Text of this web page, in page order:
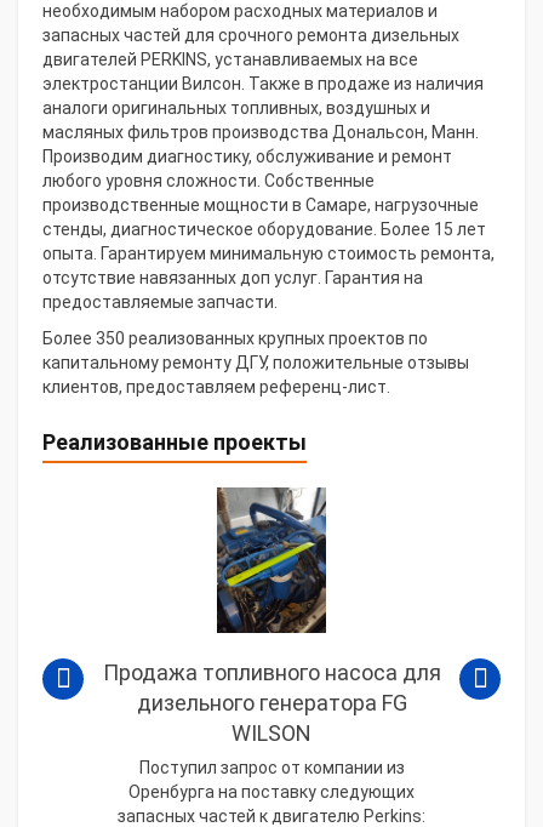
необходимым набором расходных материалов и
запасных частей для срочного ремонта дизельных
двигателей PERKINS, устанавливаемых на все
электростанции Вилсон. Также в продаже из наличия
аналоги оригинальных топливных, воздушных и
масляных фильтров производства Дональсон, Манн.
Производим диагностику, обслуживание и ремонт
любого уровня сложности. Собственные
производственные мощности в Самаре, нагрузочные
стенды, диагностическое оборудование. Более 15 лет
опыта. Гарантируем минимальную стоимость ремонта,
отсутствие навязанных доп услуг. Гарантия на
предоставляемые запчасти.
Более 350 реализованных крупных проектов по
капитальному ремонту ДГУ, положительные отзывы
клиентов, предоставляем референц-лист.
Реализованные проекты
Продажа топливного насоса для
дизельного генератора FG
WILSON
Поступил запрос от компании из
Оренбурга на поставку следующих
запасных частей к двигателю Perkins: